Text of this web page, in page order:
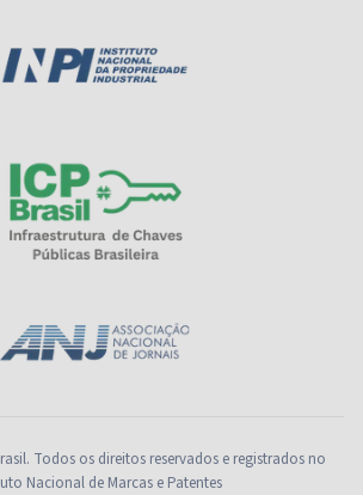
Todos os direitos reservados e registrados no
Nacional de Marcas e Patentes